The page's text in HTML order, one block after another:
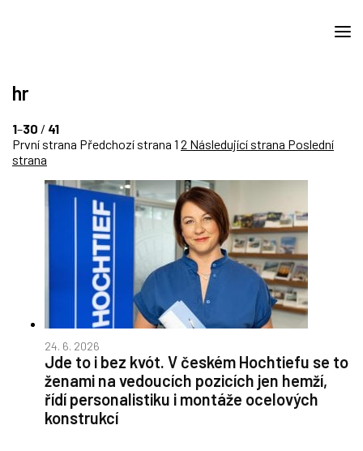
hr
1–30 / 41
První strana Předchozí strana 1 2 Následující strana Poslední
strana
24. 6. 2026
Jde to i bez kvót. V českém Hochtiefu se to
ženami na vedoucích pozicích jen hemží,
řídí personalistiku i montáže ocelových
konstrukcí